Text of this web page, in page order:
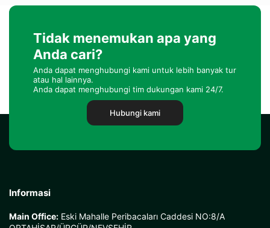
Tidak menemukan apa yang
Anda cari?
Anda dapat menghubungi kami untuk lebih banyak tur
atau hal lainnya.
Anda dapat menghubungi tim dukungan kami 24/7.
Hubungi kami
Informasi
Main Office: Eski Mahalle Peribacaları Caddesi NO:8/A